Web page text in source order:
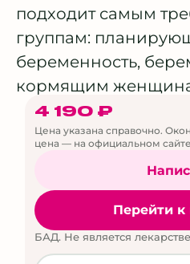
подходит самым
группам:
беременность,
кормящим
4 190 ₽
Цена указана справочно.
цена — на официальном
Перейти к
БАД. Не является